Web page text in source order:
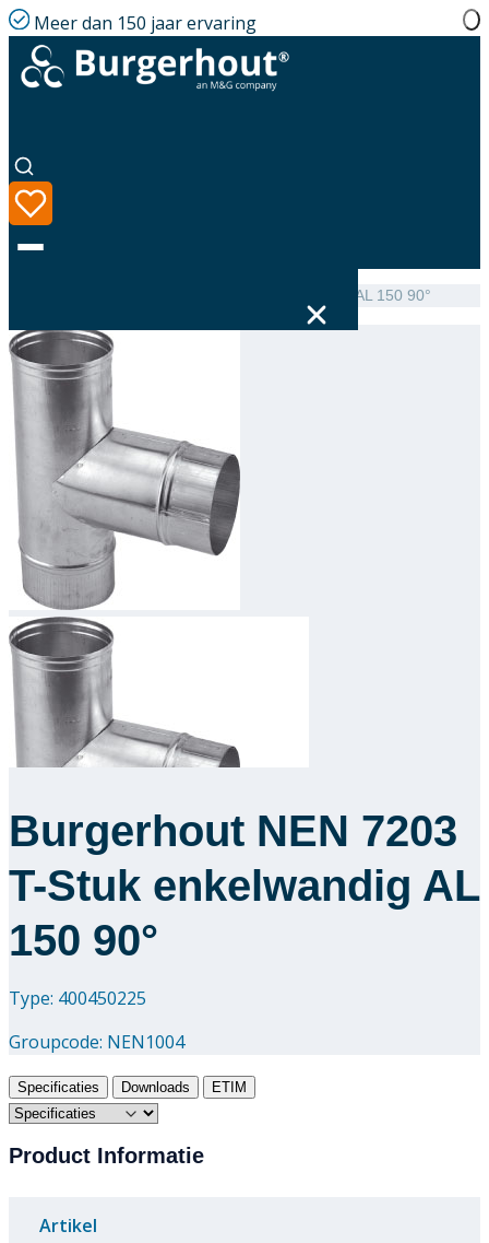
Meer dan 150 jaar ervaring
Taal
Assortiment
Oplossingen
Downloads
Academy
Over ons
Contact
NEN 7203 Tee single-walled AL 150 90°
Burgerhout NEN 7203
T-Stuk enkelwandig AL
150 90°
Type: 400450225
Groupcode: NEN1004
Specificaties Downloads ETIM
Product Informatie
Artikel